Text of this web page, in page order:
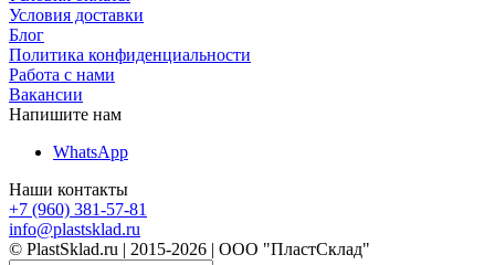
Условия доставки
Блог
Политика конфиденциальности
Работа с нами
Вакансии
Напишите нам
WhatsApp
Наши контакты
+7 (960) 381-57-81
info@plastsklad.ru
© PlastSklad.ru | 2015-2026 | ООО "ПластСклад"